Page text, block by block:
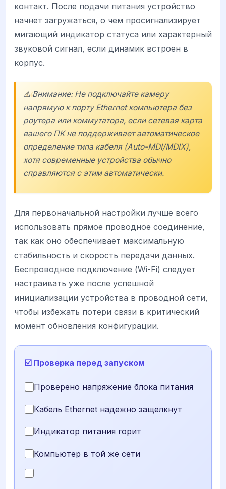
контакт. После подачи питания устройство
начнет загружаться, о чем просигнализирует
мигающий индикатор статуса или характерный
звуковой сигнал, если динамик встроен в
корпус.
⚠️ Внимание: Не подключайте камеру
напрямую к порту Ethernet компьютера без
роутера или коммутатора, если сетевая карта
вашего ПК не поддерживает автоматическое
определение типа кабеля (Auto-MDI/MDIX),
хотя современные устройства обычно
справляются с этим автоматически.
Для первоначальной настройки лучше всего
использовать прямое проводное соединение,
так как оно обеспечивает максимальную
стабильность и скорость передачи данных.
Беспроводное подключение (Wi-Fi) следует
настраивать уже после успешной
инициализации устройства в проводной сети,
чтобы избежать потери связи в критический
момент обновления конфигурации.
☑️ Проверка перед запуском
Проверено напряжение блока питания
Кабель Ethernet надежно защелкнут
Индикатор питания горит
Компьютер в той же сети